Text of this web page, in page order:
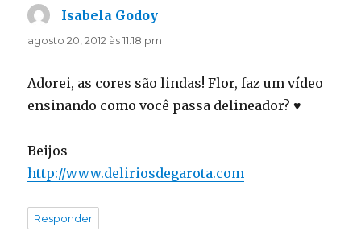
Isabela Godoy
agosto 20, 2012 às 11:18 pm
Adorei, as cores são lindas! Flor, faz um vídeo
ensinando como você passa delineador? ♥
Beijos
http://www.deliriosdegarota.com
Responder